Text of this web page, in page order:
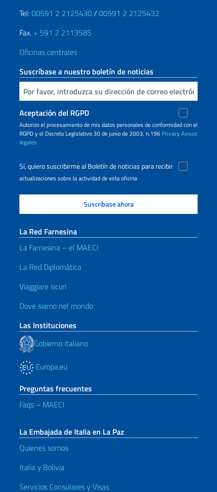
Tel:00591 2 2125430/00591 2 2125432
Fax. + 591 2 2113585
Oficinas centrales
Suscríbase a nuestro boletín de noticias
Inserta tu correo electronico
Aceptación del RGPD
Autorizo ​​el procesamiento de mis datos personales de conformidad con el
RGPD y el Decreto Legislativo 30 de junio de 2003, n.196 PrivacyAvisos
legales
Sí, quiero suscribirme al Boletín de noticias para recibir
actualizaciones sobre la actividad de esta oficina
La Red Farnesina
La Farnesina – el MAECI
La Red Diplomática
Viaggiare sicuri
Dove siamo nel mondo
Las Instituciones
Gobierno italiano
Europa.eu
Preguntas frecuentes
Faqs – MAECI
La Embajada de Italia en La Paz
Quienes somos
Italia y Bolivia
Servicios Consulares y Visas